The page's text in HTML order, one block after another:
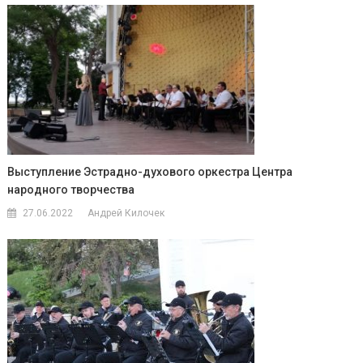
Выступление Эстрадно-духового оркестра Центра
народного творчества
27.06.2022 Андрей Килочек